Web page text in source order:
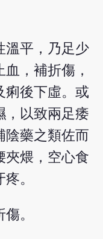
溫平，乃足少
，補折傷，
痢後下虛。或
，以致兩足痿
陰藥之類佐而
夾煨，空心食
。
。